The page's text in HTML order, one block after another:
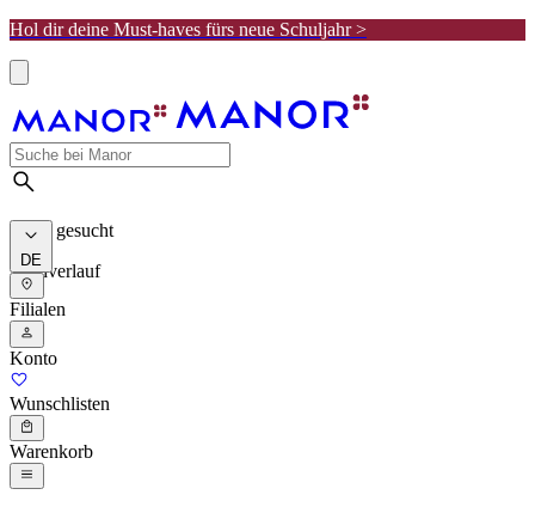
Hol dir deine Must-haves fürs neue Schuljahr >
Meist gesucht
Suchverlauf
DE
Filialen
Konto
Wunschlisten
Warenkorb